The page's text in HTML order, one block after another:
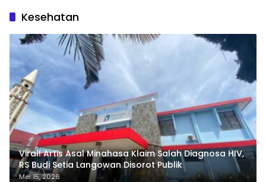
Kesehatan
Viral! Artis Asal Minahasa Klaim Salah Diagnosa HIV,
RS Budi Setia Langowan Disorot Publik
Mei 15, 2026